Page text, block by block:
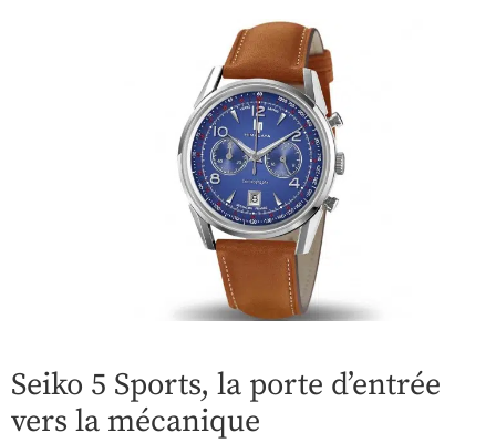
Seiko 5 Sports, la porte d’entrée
vers la mécanique